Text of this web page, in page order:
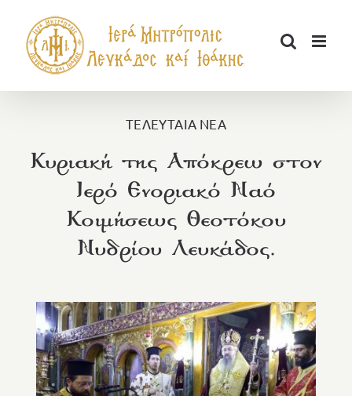
περιεχόμενο
ΤΕΛΕΥΤΑΙΑ ΝΕΑ
Κυριακή της Απόκρεω στον
Ιερό Ενοριακό Ναό
Κοιμήσεως Θεοτόκου
Νυδρίου Λευκάδος.